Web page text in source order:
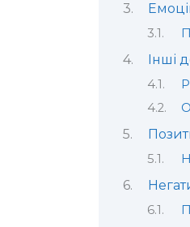
Інші